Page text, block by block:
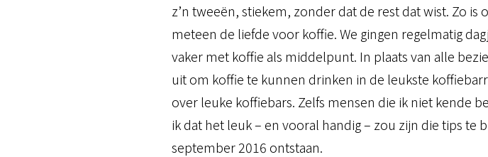
z’n tweeën, stiekem, zonder dat de rest dat wist. Zo
meteen de liefde voor koffie. We gingen regelmatig
vaker met koffie als middelpunt. In plaats van alle
uit om koffie te kunnen drinken in de leukste
over leuke koffiebars. Zelfs mensen die ik niet kende
ik dat het leuk – en vooral handig – zou zijn die tips te
september 2016 ontstaan.